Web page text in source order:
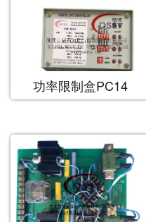
功率限制盒PC14